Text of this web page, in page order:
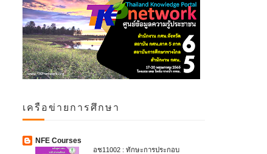
เครือข่ายการศึกษา
NFE Courses
อช11002 : ทักษะการประกอบ